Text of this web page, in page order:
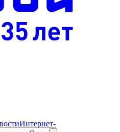
Интернет-